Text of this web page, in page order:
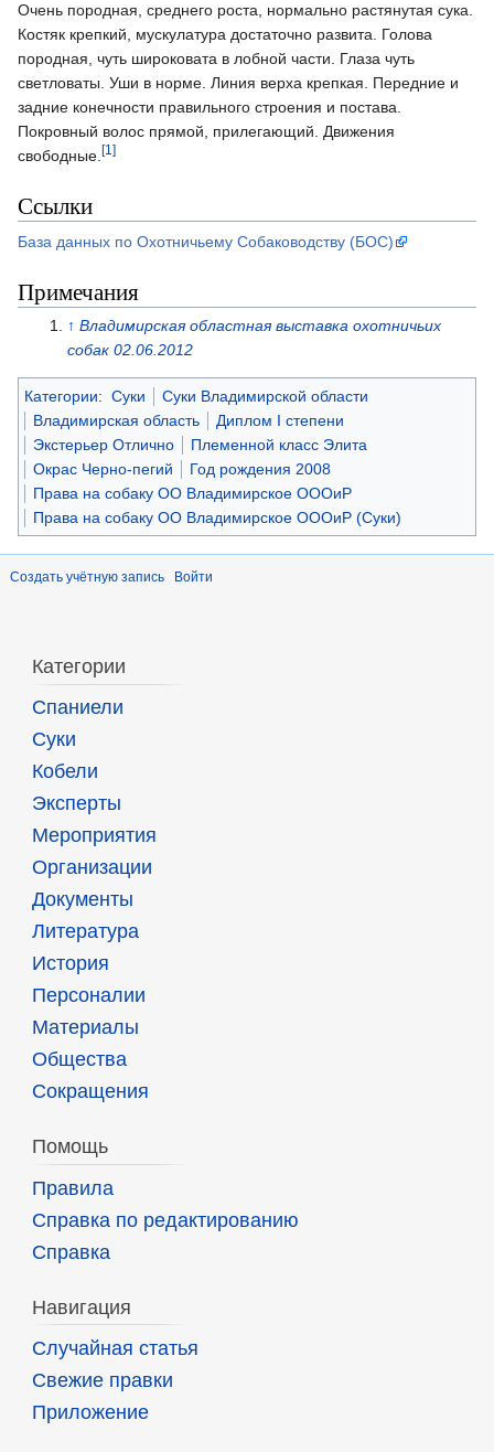
Очень породная, среднего роста, нормально растянутая сука.
Костяк крепкий, мускулатура достаточно развита. Голова
породная, чуть широковата в лобной части. Глаза чуть
светловаты. Уши в норме. Линия верха крепкая. Передние и
задние конечности правильного строения и постава.
Покровный волос прямой, прилегающий. Движения
свободные.[1]
Ссылки
База данных по Охотничьему Собаководству (БОС)
Примечания
↑ Владимирская областная выставка охотничьих
собак 02.06.2012
Категории: Суки
Суки Владимирской области
Владимирская область
Диплом I степени
Экстерьер Отлично
Племенной класс Элита
Окрас Черно-пегий
Год рождения 2008
Права на собаку ОО Владимирское ОООиР
Права на собаку ОО Владимирское ОООиР (Суки)
Создать учётную запись Войти
Категории
Спаниели
Суки
Кобели
Эксперты
Мероприятия
Организации
Документы
Литература
История
Персоналии
Материалы
Общества
Сокращения
Помощь
Правила
Справка по редактированию
Справка
Навигация
Случайная статья
Свежие правки
Приложение